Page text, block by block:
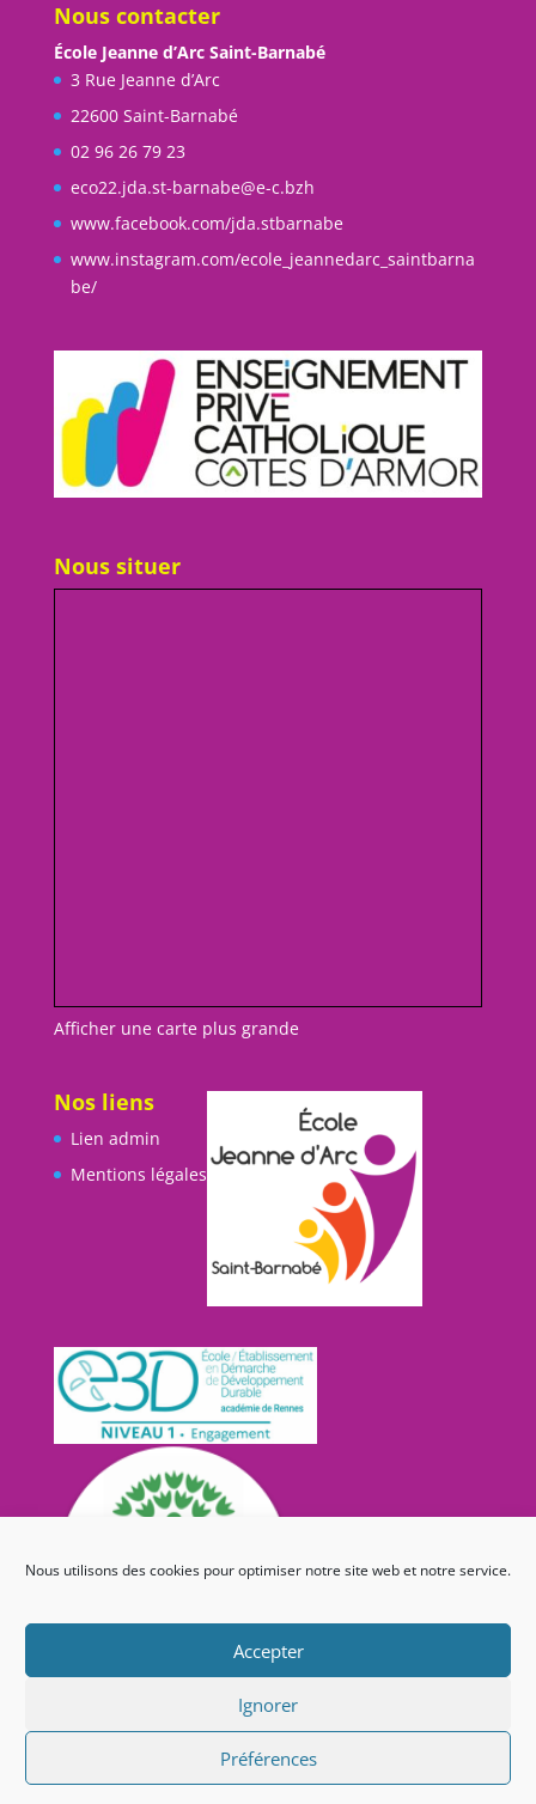
Nous utilisons des cookies pour optimiser notre site web et notre service.
Accepter
Ignorer
Préférences
Nous contacter
École Jeanne d’Arc Saint-Barnabé
3 Rue Jeanne d’Arc
22600 Saint-Barnabé
02 96 26 79 23
eco22.jda.st-barnabe@e-c.bzh
www.facebook.com/jda.stbarnabe
www.instagram.com/ecole_jeannedarc_saintbarna
be/
Nous situer
Afficher une carte plus grande
Nos liens
Lien admin
Mentions légales